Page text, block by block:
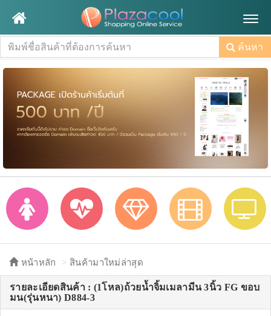
ค้นหา
หน้าหลัก สินค้ามาใหม่ล่าสุด
รายละเอียดสินค้า : (1โหล)ถ้วยน้ำจิ้มเมลามีน 3นิ้ว FG ขอบ
มน(รุ่นหนา) D884-3